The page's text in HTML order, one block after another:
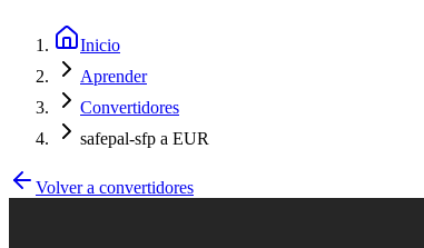
Inicio
Aprender
Convertidores
safepal-sfp a EUR
Volver a convertidores